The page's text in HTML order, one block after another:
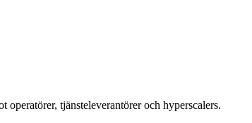
tjänsteleverantörer och hyperscalers.